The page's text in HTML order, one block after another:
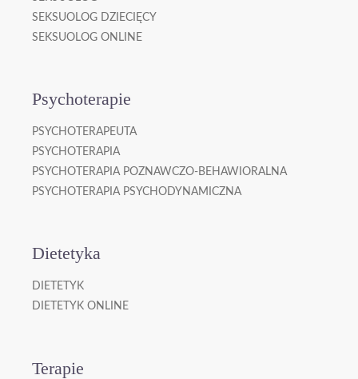
SEKSUOLOG DZIECIĘCY
SEKSUOLOG ONLINE
Psychoterapie
PSYCHOTERAPEUTA
PSYCHOTERAPIA
PSYCHOTERAPIA POZNAWCZO-BEHAWIORALNA
PSYCHOTERAPIA PSYCHODYNAMICZNA
Dietetyka
DIETETYK
DIETETYK ONLINE
Terapie